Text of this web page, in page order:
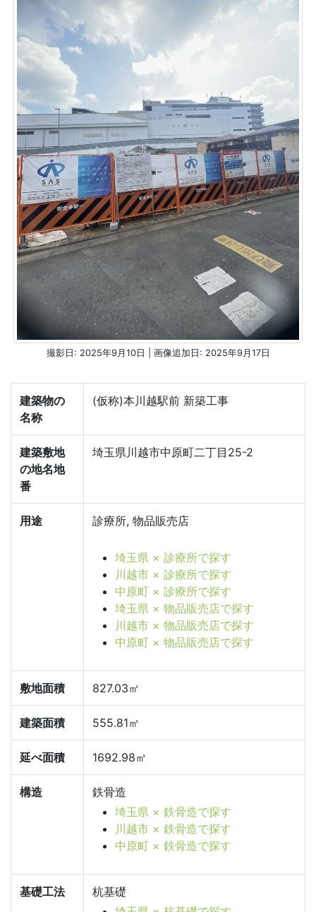
撮影日: 2025年9月10日 | 画像追加日: 2025年9月17日
建築物の
名称
(仮称)本川越駅前 新築工事
建築敷地
の地名地
番
埼玉県川越市中原町二丁目25-2
用途 診療所, 物品販売店
埼玉県 × 診療所で探す
川越市 × 診療所で探す
中原町 × 診療所で探す
埼玉県 × 物品販売店で探す
川越市 × 物品販売店で探す
中原町 × 物品販売店で探す
敷地面積 827.03㎡
建築面積 555.81㎡
延べ面積 1692.98㎡
構造
鉄骨造
埼玉県 × 鉄骨造で探す
川越市 × 鉄骨造で探す
中原町 × 鉄骨造で探す
基礎工法
杭基礎